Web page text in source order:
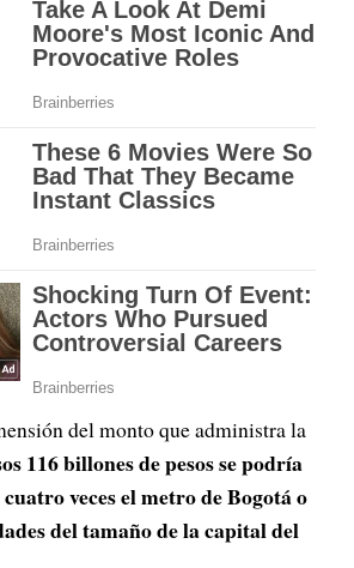
del monto que administra la
116 billones de pesos se podría
veces el metro de Bogotá o
del tamaño de la capital del